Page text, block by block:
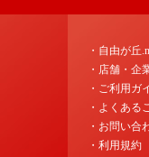
・自由が丘
・店舗・企
・ご利用ガ
・よくある
・お問い合
・利用規約